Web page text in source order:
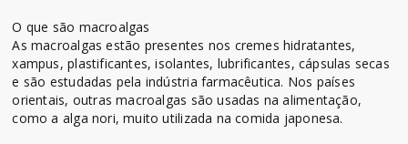
O que são macroalgas
As macroalgas estão presentes nos cremes hidratantes,
xampus, plastificantes, isolantes, lubrificantes, cápsulas secas
e são estudadas pela indústria farmacêutica. Nos países
orientais, outras macroalgas são usadas na alimentação,
como a alga nori, muito utilizada na comida japonesa.